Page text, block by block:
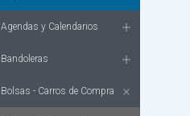
Agendas y Calendarios
Bandoleras
Bolsas - Carros de Compra